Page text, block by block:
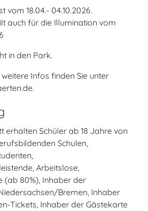
vom 18.04.- 04.10.2026.
auch für die Illumination vom
in den Park.
Infos finden Sie unter
erhalten Schüler ab 18 Jahre von
Schulen,
Arbeitslose,
(ab 80%), Inhaber der
Bremen, Inhaber
Tickets, Inhaber der Gästekarte